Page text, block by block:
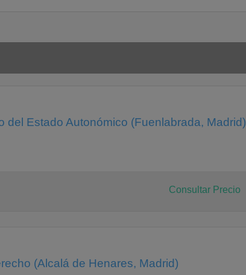
del Estado Autonómico (Fuenlabrada, Madrid)
Consultar Precio
(Alcalá de Henares, Madrid)